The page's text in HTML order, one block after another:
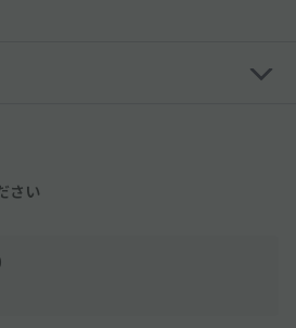
どのタイヤ幅が広い車は利用できない
された場合、現地料金に従い、現地に
さい